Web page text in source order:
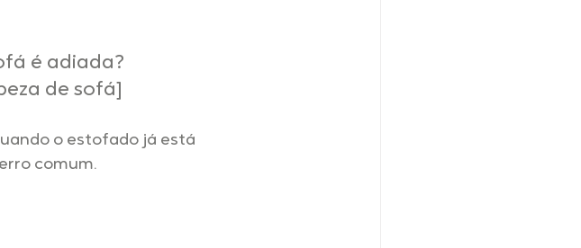
é adiada?
de sofá]
o estofado já está
comum.